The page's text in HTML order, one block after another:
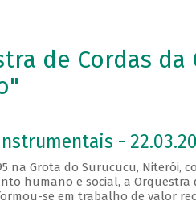
de Cordas
-
na Grota do Surucucu,
humano e social, a Orquestra
se em trabalho de valor